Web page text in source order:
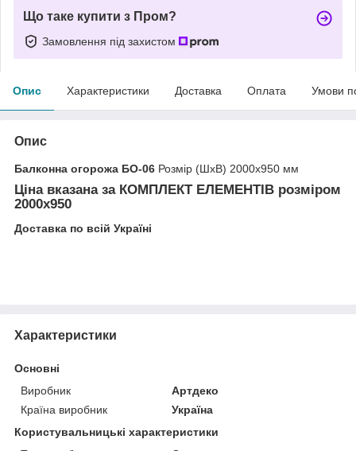
Що таке купити з Пром?
Замовлення під захистом
Опис Характеристики Доставка Оплата Умови
Опис
Балконна огорожа БО-06 Розмір (ШхВ) 2000х950 мм
Ціна вказана за КОМПЛЕКТ ЕЛЕМЕНТІВ розміром
2000x950
Доставка по всій Україні
Характеристики
Основні
Виробник
Артдеко
Країна виробник
Україна
Користувальницькі характеристики